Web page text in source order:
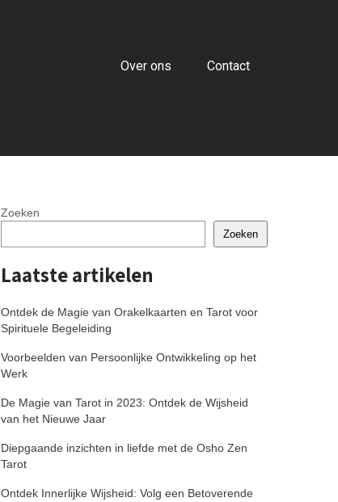
Over ons Contact
Zoeken
Zoeken
Laatste artikelen
Ontdek de Magie van Orakelkaarten en Tarot voor
Spirituele Begeleiding
Voorbeelden van Persoonlijke Ontwikkeling op het
Werk
De Magie van Tarot in 2023: Ontdek de Wijsheid
van het Nieuwe Jaar
Diepgaande inzichten in liefde met de Osho Zen
Tarot
Ontdek Innerlijke Wijsheid: Volg een Betoverende